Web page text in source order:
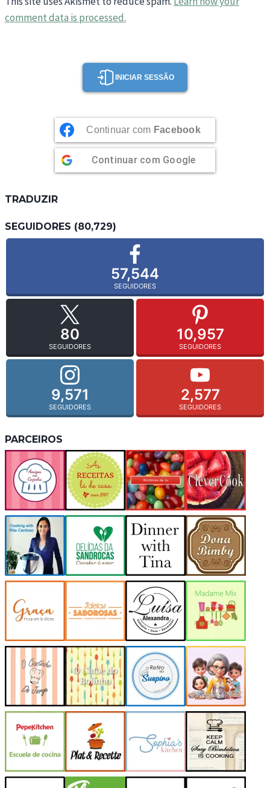
comment data is processed.
INICIAR SESSÃO
Continuar com Facebook
Continuar com Google
TRADUZIR
SEGUIDORES (80,729)
57,544
SEGUIDORES
80
SEGUIDORES
10,957
SEGUIDORES
9,571
SEGUIDORES
2,577
SEGUIDORES
PARCEIROS